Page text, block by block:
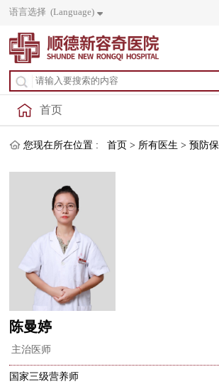
语言选择 (Language)
首页
您现在所在位置 :首页 > 所有医生 >预防
陈曼婷
主治医师
国家三级营养师